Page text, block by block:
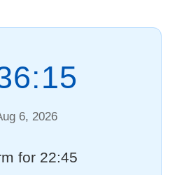
6, 2026
for 22:45